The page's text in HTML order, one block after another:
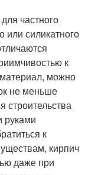
газоблока
дом
от а
частного
или силикатного
к
можно
не меньше
строительства
руками
к
кирпич
даже при